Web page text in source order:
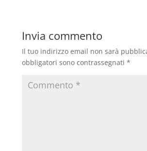
Invia commento
Il tuo indirizzo email non sarà
obbligatori sono contrassegnati *